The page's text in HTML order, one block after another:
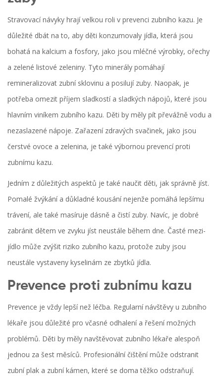
Stravovací návyky hrají velkou roli v prevenci zubního kazu. Je
důležité dbát na to, aby děti konzumovaly jídla, která jsou
bohatá na kalcium a fosfory, jako jsou mléčné výrobky, ořechy
a zelené listové zeleniny. Tyto minerály pomáhají
remineralizovat zubní sklovinu a posilují zuby. Naopak, je
potřeba omezit příjem sladkostí a sladkých nápojů, které jsou
hlavním viníkem zubního kazu. Děti by měly pít převážně vodu a
nezaslazené nápoje. Zařazení zdravých svačinek, jako jsou
čerstvé ovoce a zelenina, je také výbornou prevencí proti
zubnímu kazu.
Jedním z důležitých aspektů je také naučit děti, jak správně jíst.
Pomalé žvýkání a důkladné kousání nejenže pomáhá lepšímu
trávení, ale také masíruje dásně a čistí zuby. Navíc, je dobré
zabránit dětem ve zvyku jíst neustále během dne. Časté mezi-
jídlo může zvýšit riziko zubního kazu, protože zuby jsou
neustále vystaveny kyselinám ze zbytků jídla.
Prevence proti zubnímu kazu
Prevence je vždy lepší než léčba. Regularní návštěvy u zubního
lékaře jsou důležité pro včasné odhalení a řešení možných
problémů. Děti by měly navštěvovat zubního lékaře alespoň
jednou za šest měsíců. Profesionální čištění může odstranit
zubní plak a zubní kámen, které se doma těžko odstraňují.